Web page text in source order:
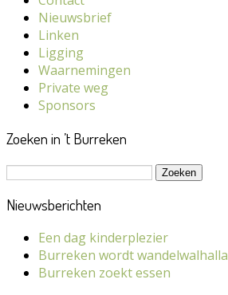
Nieuwsbrief
Linken
Ligging
Waarnemingen
Private weg
Sponsors
Zoeken in ’t Burreken
Zoeken
Nieuwsberichten
Een dag kinderplezier
Burreken wordt wandelwalhalla
Burreken zoekt essen